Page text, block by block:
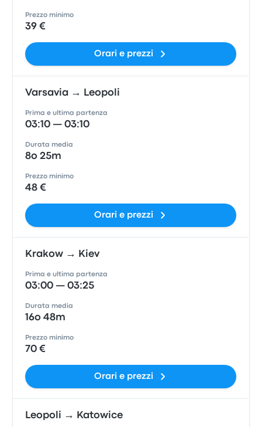
Prezzo minimo
39 €
Orari e prezzi
Varsavia → Leopoli
Prima e ultima partenza
03:10 — 03:10
Durata media
8o 25m
Prezzo minimo
48 €
Orari e prezzi
Krakow → Kiev
Prima e ultima partenza
03:00 — 03:25
Durata media
16o 48m
Prezzo minimo
70 €
Orari e prezzi
Leopoli → Katowice